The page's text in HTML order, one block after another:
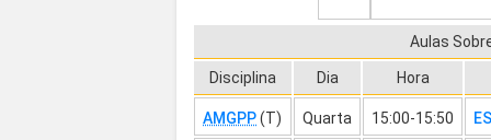
Aulas
Disciplina Dia Hora
AMGPP(T) Quarta 15:00-15:50